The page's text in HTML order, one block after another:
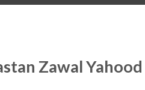
Zawal Yahood